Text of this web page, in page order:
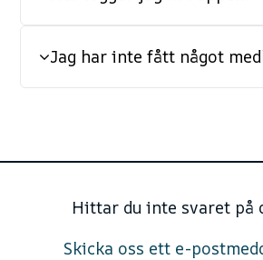
Jag har inte fått något
Hittar du inte svaret på
Skicka oss ett e-